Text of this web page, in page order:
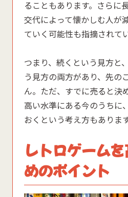
ることもあります。さらに
交代によって懐かしむ人が
ていく可能性も指摘されてい
つまり、続くという見方と
う見方の両方があり、先の
ん。ただ、すでに売ると決
高い水準にある今のうちに
おくという考え方もあります
レトロゲーム
めのポイント